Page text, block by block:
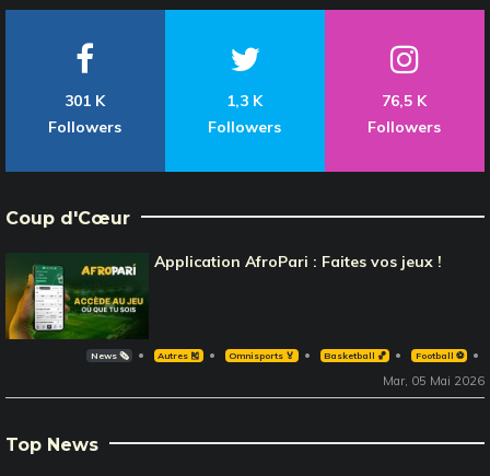
301 K
Followers
1,3 K
Followers
76,5 K
Followers
Coup d'Cœur
Application AfroPari : Faites vos jeux !
News 🗞️ Autres 🎽 Omnisports 🏅 Basketball 🏀 Football ⚽️
Mar, 05 Mai 2026
Top News